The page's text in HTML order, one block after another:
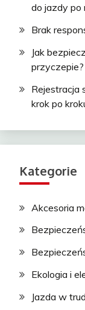
do jazdy po
Brak
Jak
przyczepie?
Rejestracja
krok po
Kategorie
Akcesoria
Ekologia i
Jazda w